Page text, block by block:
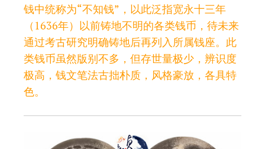
钱中统称为“不知钱”，以此泛指宽永十三年
（1636年）以前铸地不明的各类钱币，待未来
通过考古研究明确铸地后再列入所属钱座。此
类钱币虽然版别不多，但存世量极少，辨识度
极高，钱文笔法古拙朴质，风格豪放，各具特
色。